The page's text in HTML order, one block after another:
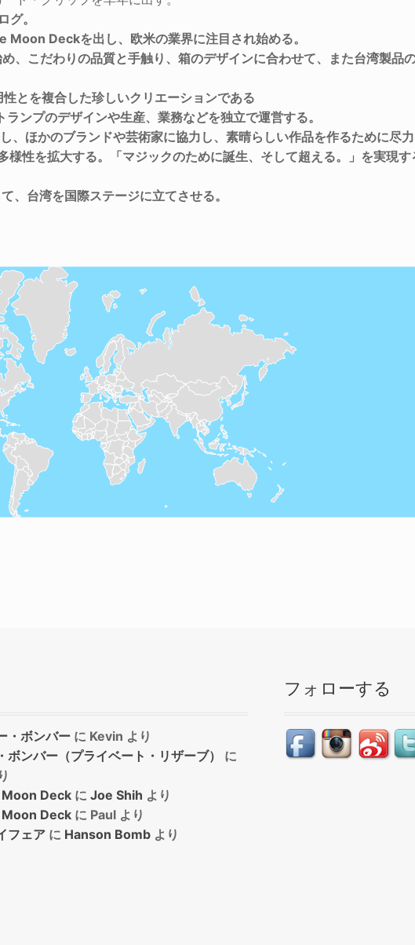
。
Deckを出し、欧米の業界に注目され始める。
こだわりの品質と手触り、箱のデザインに合わせて、また台湾製品
とを複合した珍しいクリエーションである
プのデザインや生産、業務などを独立で運営する。
ほかのブランドや芸術家に協力し、素晴らしい作品を作るために尽力
性を拡大する。「マジックのために誕生、そして超える。」を実現す
、台湾を国際ステージに立てさせる。
・ボンバー に Kevin より
ボンバー（プライベート・リザーブ）
に
Deck にJoe Shih より
Deck に Paul より
フェア に Hanson Bomb より
フォローする